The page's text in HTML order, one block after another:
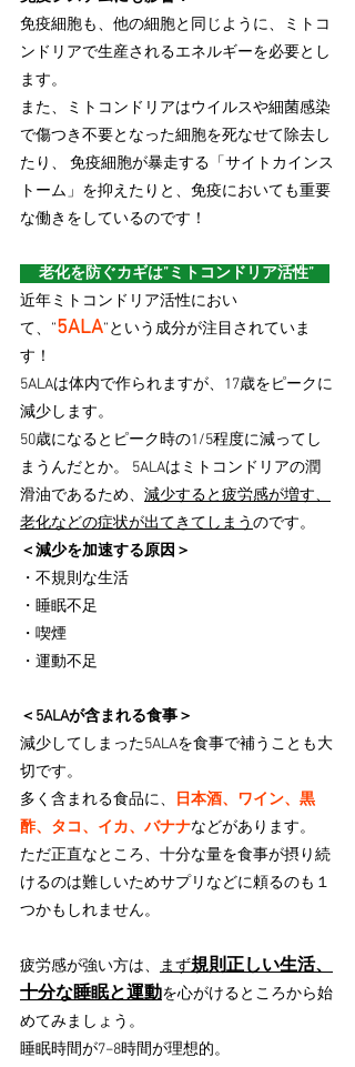
免疫細胞も、他の細胞と同じように、ミトコ
ンドリアで生産されるエネルギーを必要とし
ます。
また、ミトコンドリアはウイルスや細菌感染
で傷つき不要となった細胞を死なせて除去し
たり、 免疫細胞が暴走する「サイトカインス
トーム」を抑えたりと、免疫においても重要
な働きをしているのです！
老化を防ぐカギは”ミトコンドリア活性”
近年ミトコンドリア活性におい
て、”5ALA”という成分が注目されていま
す！
5ALAは体内で作られますが、17歳をピークに
減少します。
50歳になるとピーク時の1/5程度に減ってし
まうんだとか。 5ALAはミトコンドリアの潤
滑油であるため、 減少すると疲労感が増す、
老化などの症状が出てきてしまうのです。
＜減少を加速する原因＞
・不規則な生活
・睡眠不足
・喫煙
・運動不足
＜5ALAが含まれる食事＞
減少してしまった5ALAを食事で補うことも大
切です。
多く含まれる食品に、
日本酒、ワイン、黒
酢、タコ、イカ、バナナなどがあります。
ただ正直なところ、十分な量を食事が摂り続
けるのは難しいためサプリなどに頼るのも１
つかもしれません。
疲労感が強い方は、 まず規則正しい生活、
十分な睡眠と運動を心がけるところから始
めてみましょう。
睡眠時間が7−8時間が理想的。